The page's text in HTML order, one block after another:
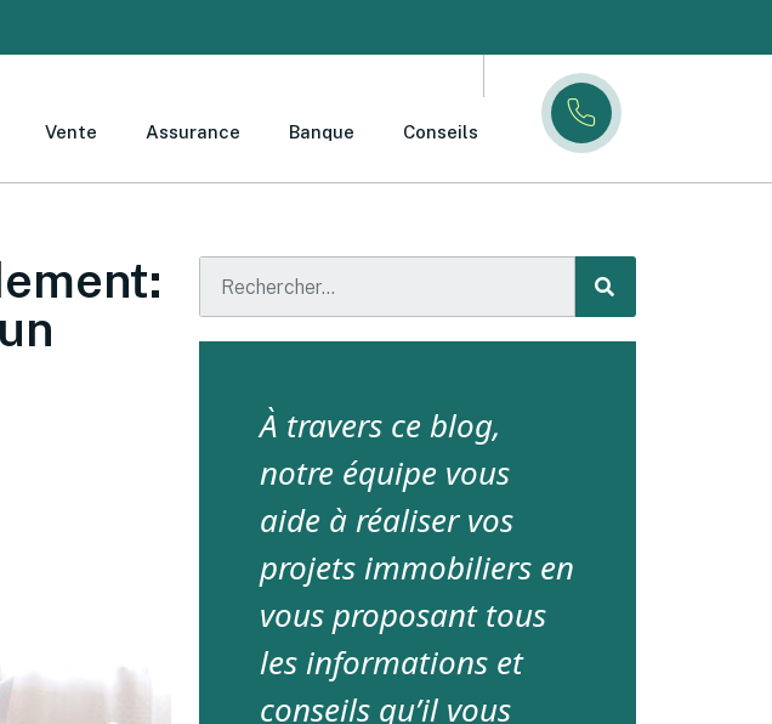
Vente Assurance Banque Conseils
À travers ce blog,
notre équipe vous
aide à réaliser vos
projets immobiliers en
vous proposant tous
les informations et
conseils qu’il vous